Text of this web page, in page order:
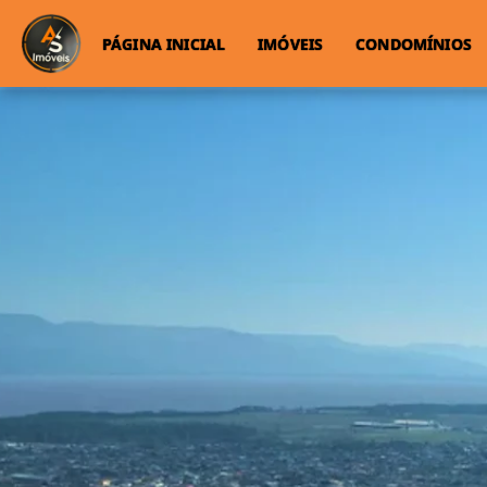
PÁGINA INICIAL IMÓVEIS CONDOMÍNIOS